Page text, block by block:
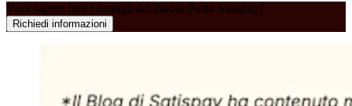
Vuoi sapere tutti i dettagli dei Buoni Pasto Satispay?
Richiedi informazioni